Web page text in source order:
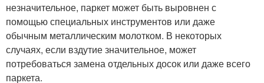
незначительное, паркет может быть выровнен с
помощью специальных инструментов или даже
обычным металлическим молотком. В некоторых
случаях, если вздутие значительное, может
потребоваться замена отдельных досок или даже всего
паркета.